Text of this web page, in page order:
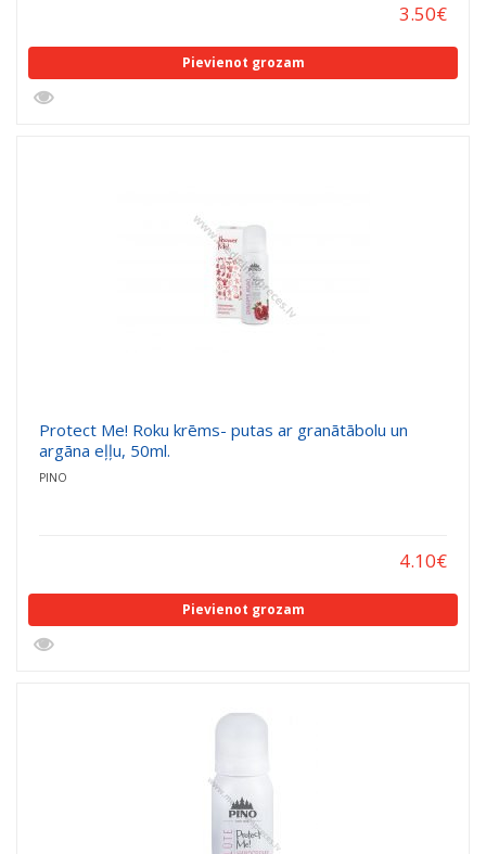
3.50€
Pievienot grozam
Protect Me! Roku krēms- putas ar granātābolu un
argāna eļļu, 50ml.
PINO
4.10€
Pievienot grozam